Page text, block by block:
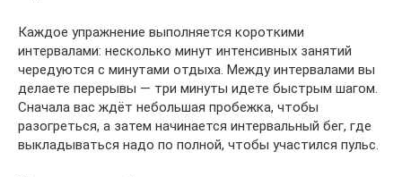
Каждое упражнение выполняется короткими
интервалами: несколько минут интенсивных занятий
чередуются с минутами отдыха. Между интервалами вы
делаете перерывы — три минуты идете быстрым шагом.
Сначала вас ждёт небольшая пробежка, чтобы
разогреться, а затем начинается интервальный бег, где
выкладываться надо по полной, чтобы участился пульс.